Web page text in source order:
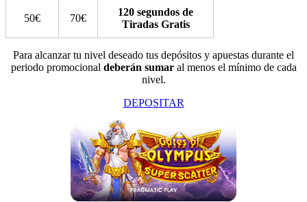
50€ 70€
120 segundos de
Tiradas Gratis
Para alcanzar tu nivel deseado tus depósitos y apuestas durante el
periodo promocional deberán sumaral menos el mínimo de cada
nivel.
DEPOSITAR